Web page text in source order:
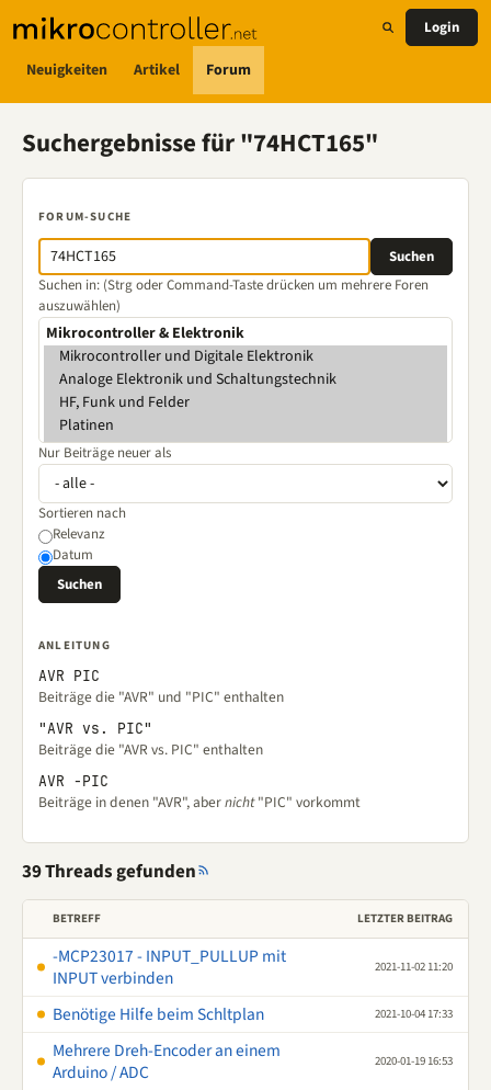
Neuigkeiten Artikel Forum
Login
Suchergebnisse für "74HCT165"
FORUM-SUCHE
Suchen in: (Strg oder Command-Taste drücken um mehrere Foren
auszuwählen)
Nur Beiträge neuer als
Sortieren nach
Relevanz
Datum
ANLEITUNG
AVR PIC
Beiträge die "AVR" und "PIC" enthalten
"AVR vs. PIC"
Beiträge die "AVR vs. PIC" enthalten
AVR -PIC
Beiträge in denen "AVR", abernicht"PIC" vorkommt
39 Threads gefunden
BETREFF LETZTER BEITRAG
-MCP23017 - INPUT_PULLUP mit
INPUT verbinden
2021-11-02 11:20
Benötige Hilfe beim Schltplan 2021-10-04 17:33
Mehrere Dreh-Encoder an einem
Arduino / ADC
2020-01-19 16:53